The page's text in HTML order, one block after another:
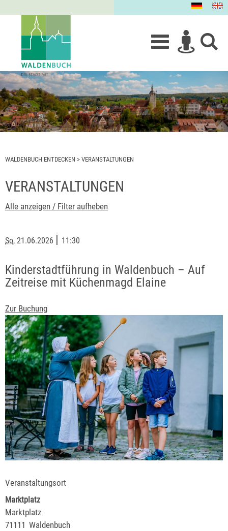
WALDENBUCH ENTDECKEN > VERANSTALTUNGEN
VERANSTALTUNGEN
Alle anzeigen / Filter aufheben
So, 21.06.2026 | 11:30
Kinderstadtführung in Waldenbuch – Auf
Zeitreise mit Küchenmagd Elaine
Zur Buchung
Veranstaltungsort
Marktplatz
Marktplatz
71111 Waldenbuch